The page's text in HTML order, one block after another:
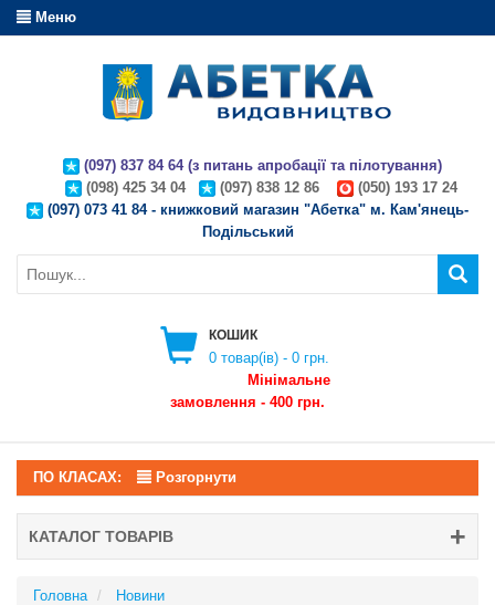
Меню
(097) 837 84 64 (з питань апробації та пілотування)
(098) 425 34 04
(097) 838 12 86
(050) 193 17 24
(097) 073 41 84 - книжковий магазин "Абетка" м. Кам'янець-
Подільський
КОШИК
0товар(ів) - 0 грн.
Мінімальне
замовлення - 400 грн.
ПО КЛАСАХ: Розгорнути
КАТАЛОГ ТОВАРІВ
Головна
Новини